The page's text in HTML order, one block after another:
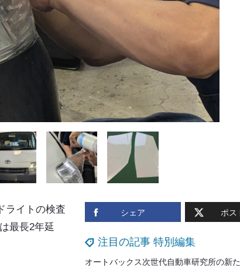
シェア ポス
注目の記事 特別編集
ライトの検査
最長2年延